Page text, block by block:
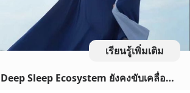
เรียนรู้เพิ่มเติม
Atour Q1 2025: Deep Sleep Ecosystem ยังคงขับเคลื่อนอย่างต่อเนื่อง!